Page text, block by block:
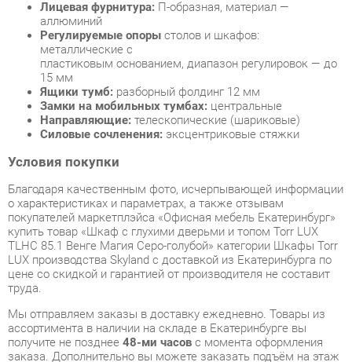
15 мм
Ящики тумб:
разборный фолдинг 12 мм
Замки на мобильных тумбах: центральные
Направляющие:телескопические (шариковые)
Силовые сочленения:эксцентриковые стяжки
Условия покупки
Благодаря качественным фото, исчерпывающей информации
о характеристиках и параметрах, а также отзывам
покупателей маркетплэйса «Офисная мебель Екатеринбург»
TLHC 85.1 Венге Магия Серо-голубой» категории Шкафы Torr
цене со скидкой и гарантией от производителя не составит
труда.
Мы отправляем заказы в доставку ежедневно. Товары из
ассортимента в наличии на складе в Екатеринбурге вы
получите не позднее48-ми часовс момента оформления
заказа. Дополнительно вы можете заказать подъём на этаж
и сборку мебельных изделий.
Срок доставки в другие регионы, и для товаров, находящихся
на складах производителей, рассчитывается индивидуально.
Уточнить наличие, срок и стоимость доставки вы можете
через форму обратной связи